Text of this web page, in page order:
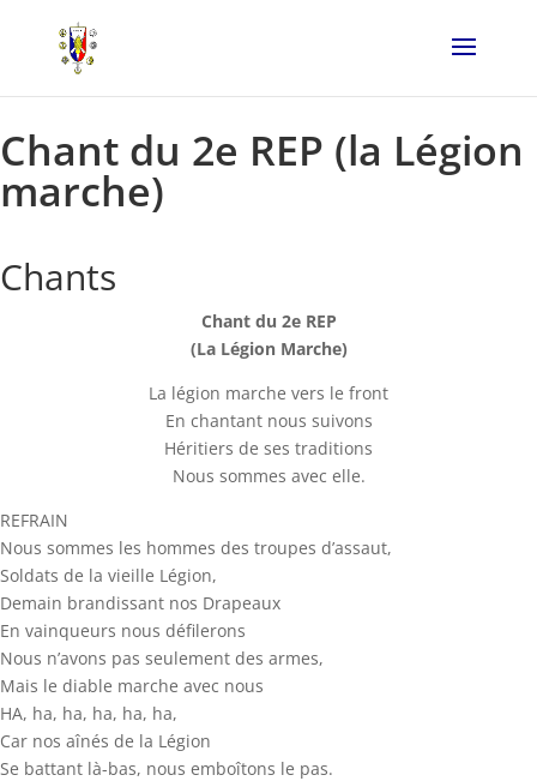
Chant du 2e REP (la Légion
marche)
Chants
Chant du 2e REP
(La Légion Marche)
La légion marche vers le front
En chantant nous suivons
Héritiers de ses traditions
Nous sommes avec elle.
REFRAIN
Nous sommes les hommes des troupes d’assaut,
Soldats de la vieille Légion,
Demain brandissant nos Drapeaux
En vainqueurs nous défilerons
Nous n’avons pas seulement des armes,
Mais le diable marche avec nous
HA, ha, ha, ha, ha, ha,
Car nos aînés de la Légion
Se battant là-bas, nous emboîtons le pas.